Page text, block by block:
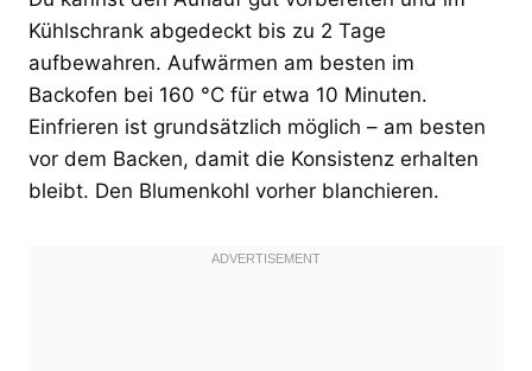
Kühlschrank abgedeckt bis zu 2 Tage
aufbewahren. Aufwärmen am besten im
Backofen bei 160 °C für etwa 10 Minuten.
Einfrieren ist grundsätzlich möglich – am besten
vor dem Backen, damit die Konsistenz erhalten
bleibt. Den Blumenkohl vorher blanchieren.